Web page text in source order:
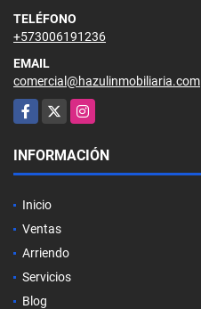
TELÉFONO
+573006191236
EMAIL
comercial@hazulinmobiliaria.com
Facebook
X Instagram
INFORMACIÓN
Inicio
Ventas
Arriendo
Servicios
Blog